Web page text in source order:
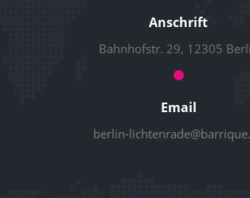
Anschrift
Bahnhofstr. 29, 12305
Email
berlin-